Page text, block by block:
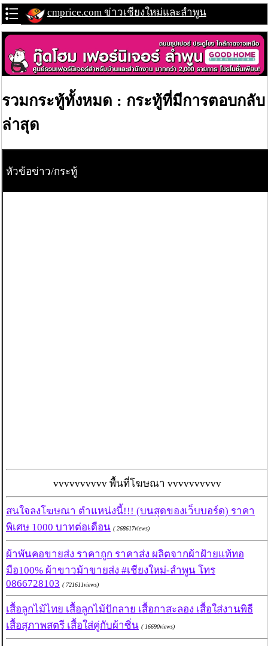
cmprice.com ข่าวเชียงใหม่และลำพูน
รวมกระทู้ทั้งหมด : กระทู้ที่มีการตอบกลับ
ล่าสุด
หัวข้อข่าว/กระทู้
vvvvvvvvvv พื้นที่โฆษณา vvvvvvvvvv
สนใจลงโฆษณา ตำแหน่งนี้!!! (บนสุดของเว็บบอร์ด) ราคา
พิเศษ 1000 บาทต่อเดือน ( 268617views)
ผ้าพันคอขายส่ง ราคาถูก ราคาส่ง ผลิตจากผ้าฝ้ายแท้ทอ
มือ100% ผ้าขาวม้าขายส่ง #เชียงใหม่-ลำพูน โทร
0866728103 ( 721611views)
เสื้อลูกไม้ไทย เสื้อลูกไม้ปักลาย เสื้อกาสะลอง เสื้อใส่งานพิธี
เสื้อสุภาพสตรี เสื้อใส่คู่กับผ้าซิ่น ( 16690views)